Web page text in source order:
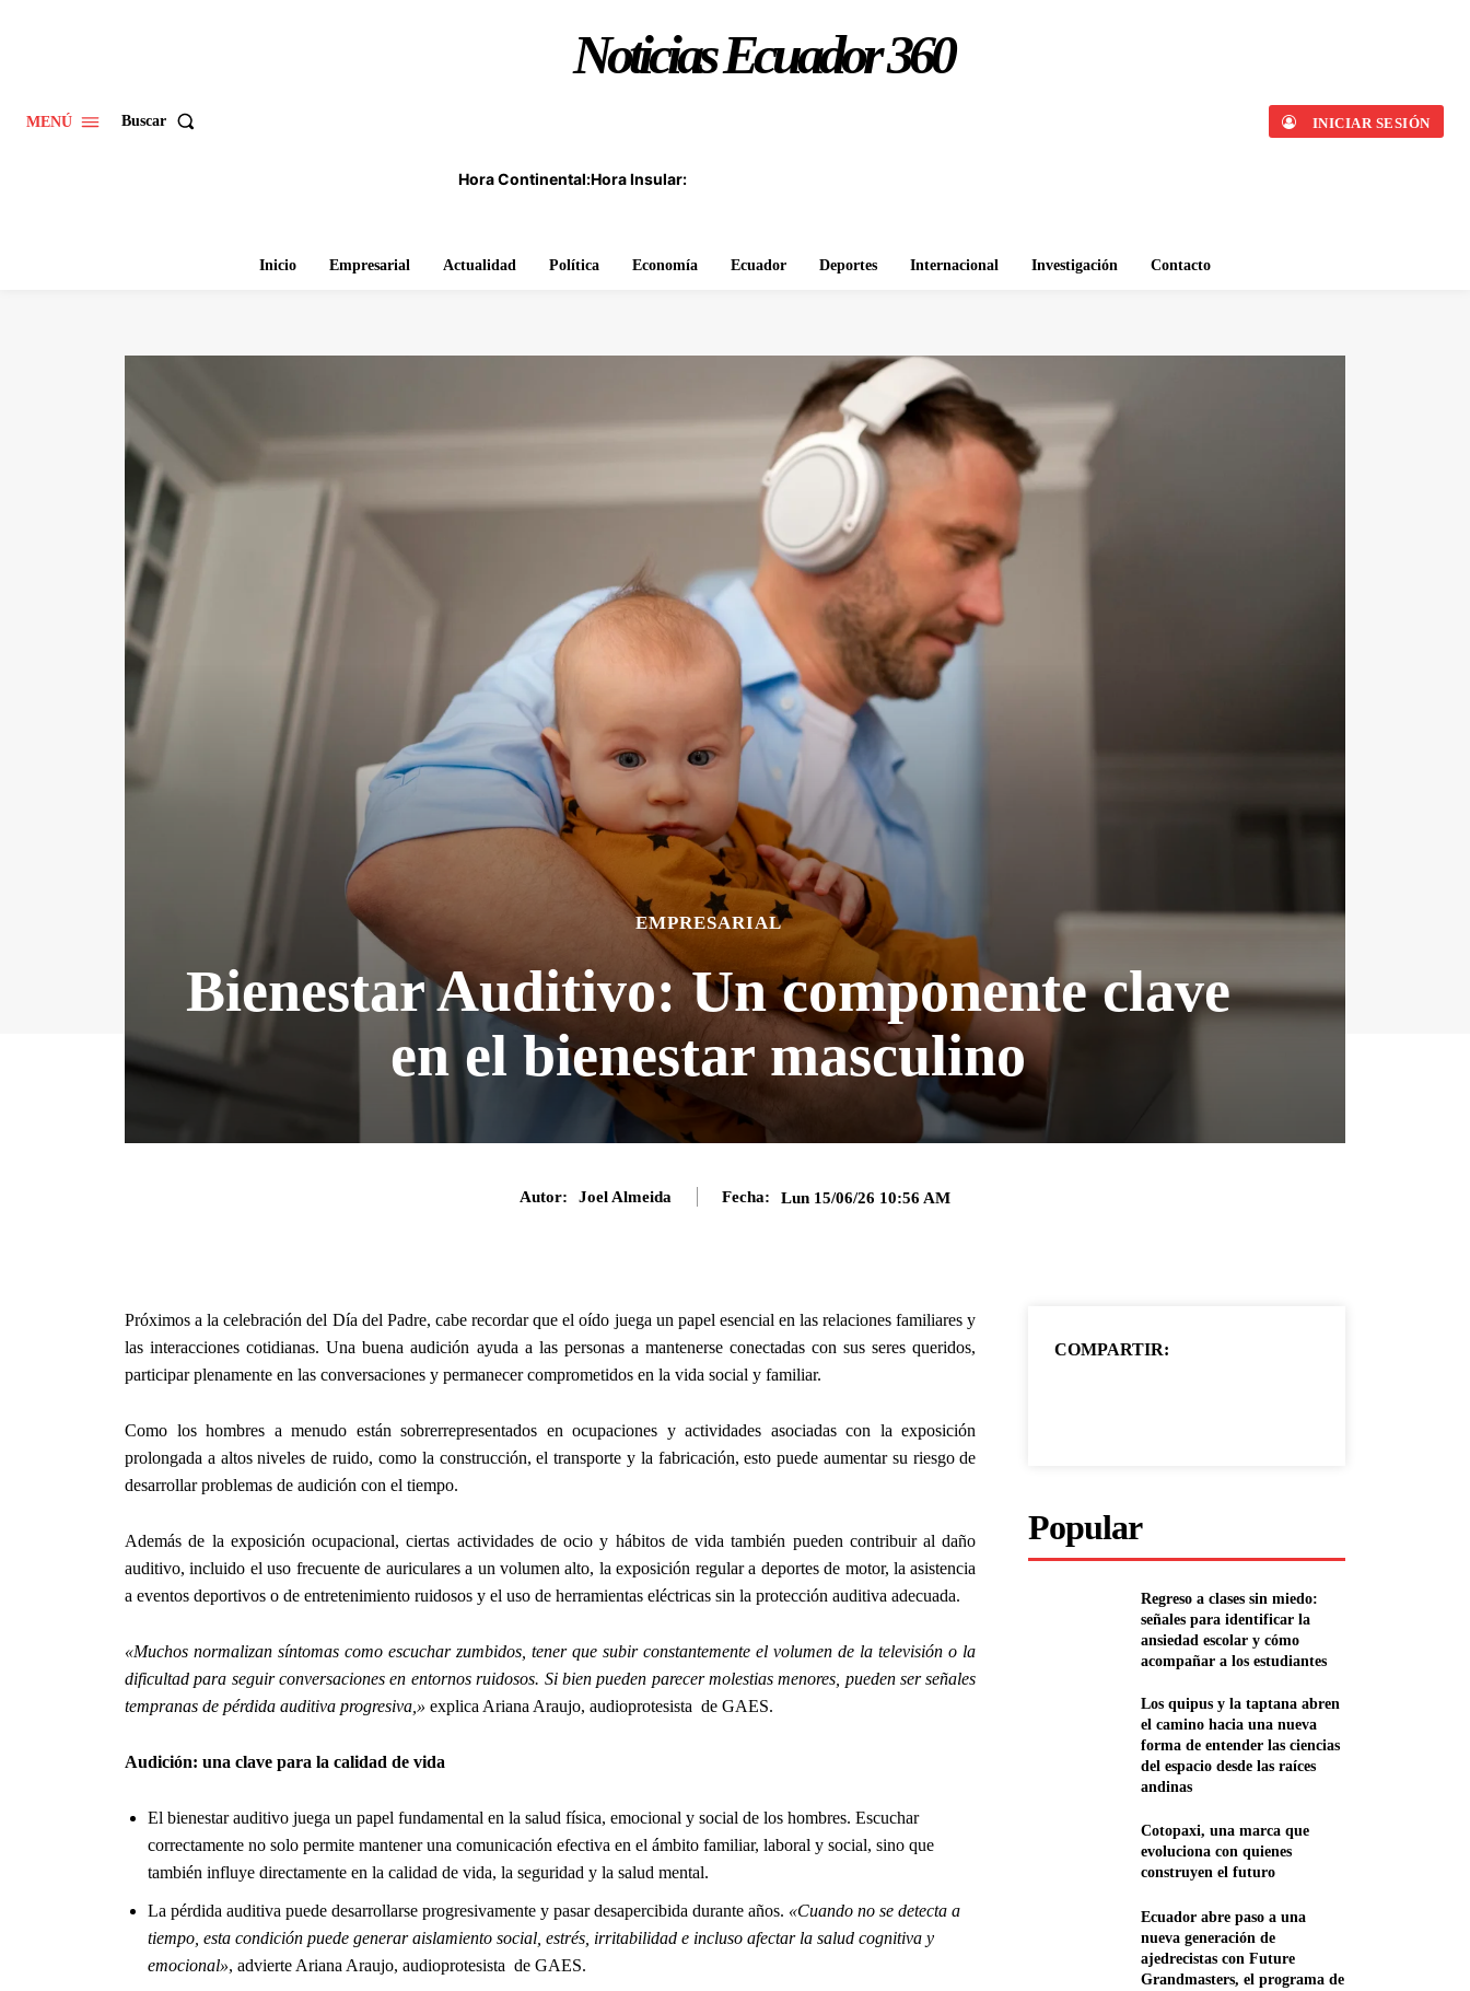
MENÚ Buscar
Noticias Ecuador 360
Hora Continental:Hora Insular:
INICIAR SESIÓN
Inicio Empresarial Actualidad Política Economía Ecuador Deportes Internacional Investigación Contacto
EMPRESARIAL
Bienestar Auditivo: Un componente clave
en el bienestar masculino
Autor: Joel Almeida Fecha: Lun 15/06/26 10:56 AM
Próximos a la celebración del Día del Padre, cabe recordar que el oído juega un papel esencial en las relaciones familiares y
las interacciones cotidianas. Una buena audición ayuda a las personas a mantenerse conectadas con sus seres queridos,
participar plenamente en las conversaciones y permanecer comprometidos en la vida social y familiar.
Como los hombres a menudo están sobrerrepresentados en ocupaciones y actividades asociadas con la exposición
prolongada a altos niveles de ruido, como la construcción, el transporte y la fabricación, esto puede aumentar su riesgo de
desarrollar problemas de audición con el tiempo.
Además de la exposición ocupacional, ciertas actividades de ocio y hábitos de vida también pueden contribuir al daño
auditivo, incluido el uso frecuente de auriculares a un volumen alto, la exposición regular a deportes de motor, la asistencia
a eventos deportivos o de entretenimiento ruidosos y el uso de herramientas eléctricas sin la protección auditiva adecuada.
«Muchos normalizan síntomas como escuchar zumbidos, tener que subir constantemente el volumen de la televisión o la
dificultad para seguir conversaciones en entornos ruidosos. Si bien pueden parecer molestias menores, pueden ser señales
tempranas de pérdida auditiva progresiva,» explica Ariana Araujo, audioprotesista de GAES.
Audición: una clave para la calidad de vida
El bienestar auditivo juega un papel fundamental en la salud física, emocional y social de los hombres. Escuchar
correctamente no solo permite mantener una comunicación efectiva en el ámbito familiar, laboral y social, sino que
también influye directamente en la calidad de vida, la seguridad y la salud mental.
La pérdida auditiva puede desarrollarse progresivamente y pasar desapercibida durante años. «Cuando no se detecta a
tiempo, esta condición puede generar aislamiento social, estrés, irritabilidad e incluso afectar la salud cognitiva y
emocional», advierte Ariana Araujo, audioprotesista de GAES.
COMPARTIR:
Popular
Regreso a clases sin miedo:
señales para identificar la
ansiedad escolar y cómo
acompañar a los estudiantes
Los quipus y la taptana abren
el camino hacia una nueva
forma de entender las ciencias
del espacio desde las raíces
andinas
Cotopaxi, una marca que
evoluciona con quienes
construyen el futuro
Ecuador abre paso a una
nueva generación de
ajedrecistas con Future
Grandmasters, el programa de